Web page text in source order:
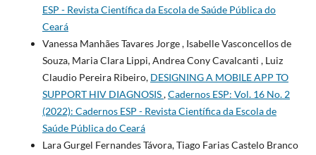
ESP - Revista Cientí­fica da Escola de Saúde Pública do
Ceará
Vanessa Manhães Tavares Jorge , Isabelle Vasconcellos de
Souza, Maria Clara Lippi, Andrea Cony Cavalcanti , Luiz
Claudio Pereira Ribeiro, DESIGNING A MOBILE APP TO
SUPPORT HIV DIAGNOSIS,Cadernos ESP: Vol. 16 No. 2
(2022): Cadernos ESP - Revista Cientí­fica da Escola de
Saúde Pública do Ceará
Lara Gurgel Fernandes Távora, Tiago Farias Castelo Branco